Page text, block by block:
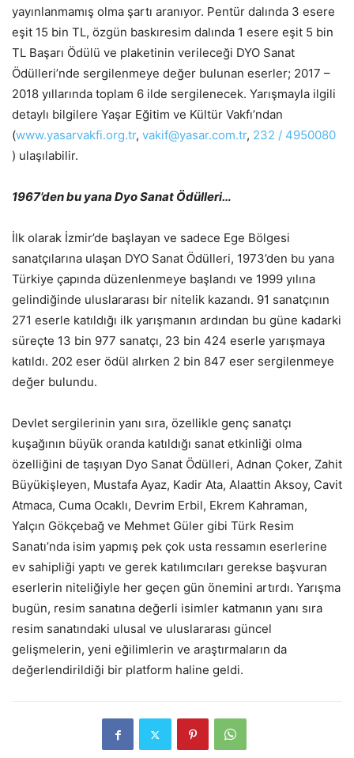
yayınlanmamış olma şartı aranıyor. Pentür dalında 3 esere
eşit 15 bin TL, özgün baskıresim dalında 1 esere eşit 5 bin
TL Başarı Ödülü ve plaketinin verileceği DYO Sanat
Ödülleri’nde sergilenmeye değer bulunan eserler; 2017 –
2018 yıllarında toplam 6 ilde sergilenecek. Yarışmayla ilgili
detaylı bilgilere Yaşar Eğitim ve Kültür Vakfı’ndan
(www.yasarvakfi.org.tr, vakif@yasar.com.tr, 232 / 4950080
) ulaşılabilir.
1967’den bu yana Dyo Sanat Ödülleri…
İlk olarak İzmir’de başlayan ve sadece Ege Bölgesi
sanatçılarına ulaşan DYO Sanat Ödülleri, 1973’den bu yana
Türkiye çapında düzenlenmeye başlandı ve 1999 yılına
gelindiğinde uluslararası bir nitelik kazandı. 91 sanatçının
271 eserle katıldığı ilk yarışmanın ardından bu güne kadarki
süreçte 13 bin 977 sanatçı, 23 bin 424 eserle yarışmaya
katıldı. 202 eser ödül alırken 2 bin 847 eser sergilenmeye
değer bulundu.
Devlet sergilerinin yanı sıra, özellikle genç sanatçı
kuşağının büyük oranda katıldığı sanat etkinliği olma
özelliğini de taşıyan Dyo Sanat Ödülleri, Adnan Çoker, Zahit
Büyükişleyen, Mustafa Ayaz, Kadir Ata, Alaattin Aksoy, Cavit
Atmaca, Cuma Ocaklı, Devrim Erbil, Ekrem Kahraman,
Yalçın Gökçebağ ve Mehmet Güler gibi Türk Resim
Sanatı’nda isim yapmış pek çok usta ressamın eserlerine
ev sahipliği yaptı ve gerek katılımcıları gerekse başvuran
eserlerin niteliğiyle her geçen gün önemini artırdı. Yarışma
bugün, resim sanatına değerli isimler katmanın yanı sıra
resim sanatındaki ulusal ve uluslararası güncel
gelişmelerin, yeni eğilimlerin ve araştırmaların da
değerlendirildiği bir platform haline geldi.